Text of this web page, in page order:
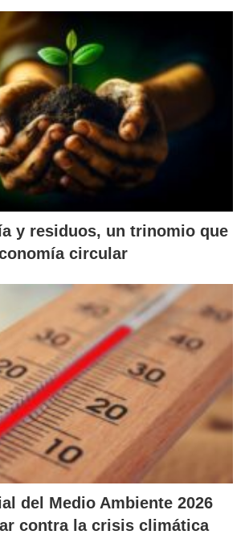
y residuos, un trinomio que
circular
del Medio Ambiente 2026
contra la crisis climática